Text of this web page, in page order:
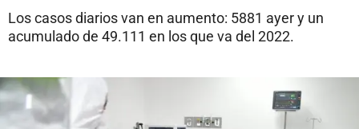
Los casos diarios van en aumento: 5881 ayer y un
acumulado de 49.111 en los que va del 2022.